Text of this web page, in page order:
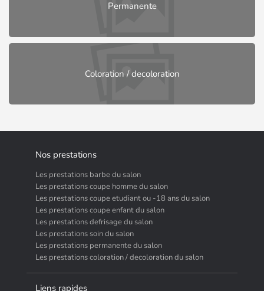
Permanente
Coloration / decoloration
Nos prestations
Les prestations barbe du salon
Les prestations coupe homme du salon
Les prestations coupe etudiant ou -18 ans du salon
Les prestations coupe enfant du salon
Les prestations defrisage du salon
Les prestations soin du salon
Les prestations permanente du salon
Les prestations coloration / decoloration du salon
Liens rapides